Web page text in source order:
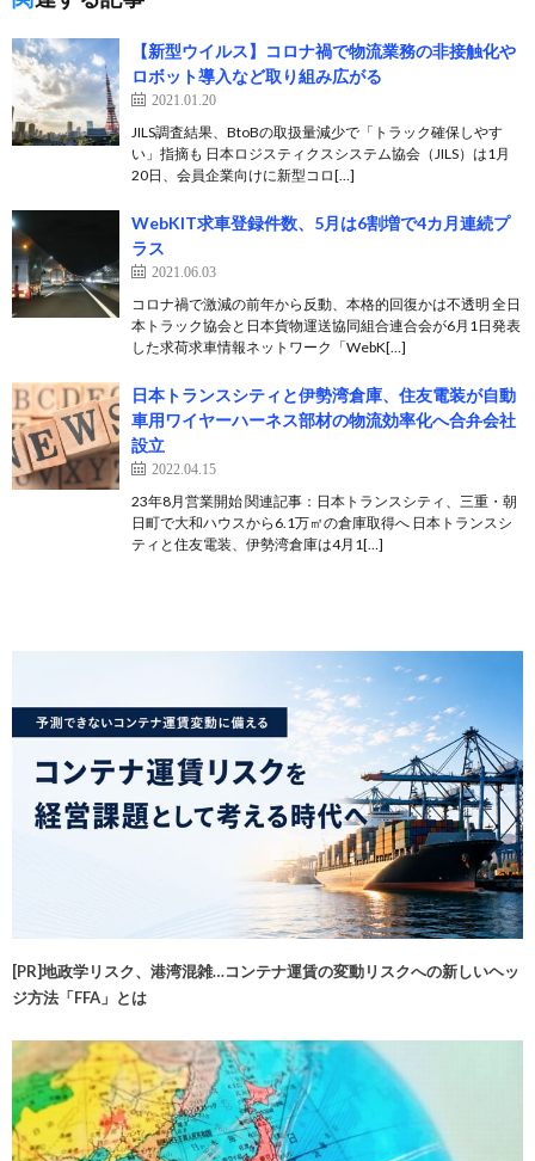
【新型ウイルス】コロナ禍で物流業務の非接触化や
ロボット導入など取り組み広がる
2021.01.20
JILS調査結果、BtoBの取扱量減少で「トラック確保しやす
い」指摘も 日本ロジスティクスシステム協会（JILS）は1月
20日、会員企業向けに新型コロ[…]
WebKIT求車登録件数、5月は6割増で4カ月連続プ
ラス
2021.06.03
コロナ禍で激減の前年から反動、本格的回復かは不透明 全日
本トラック協会と日本貨物運送協同組合連合会が6月1日発表
した求荷求車情報ネットワーク「WebK[…]
日本トランスシティと伊勢湾倉庫、住友電装が自動
車用ワイヤーハーネス部材の物流効率化へ合弁会社
設立
2022.04.15
23年8月営業開始 関連記事：日本トランスシティ、三重・朝
日町で大和ハウスから6.1万㎡の倉庫取得へ 日本トランスシ
ティと住友電装、伊勢湾倉庫は4月1[…]
[PR]地政学リスク、港湾混雑…コンテナ運賃の変動リスクへの新しいヘッ
ジ方法「FFA」とは